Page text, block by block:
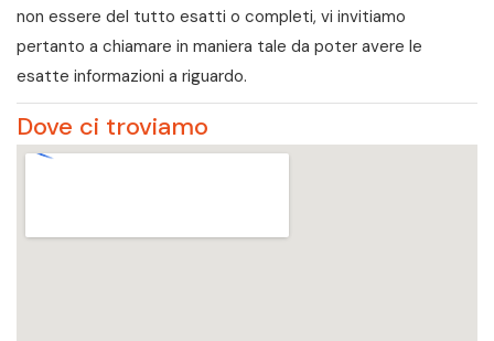
non essere del tutto esatti o completi, vi invitiamo
pertanto a chiamare in maniera tale da poter avere le
esatte informazioni a riguardo.
Dove ci troviamo